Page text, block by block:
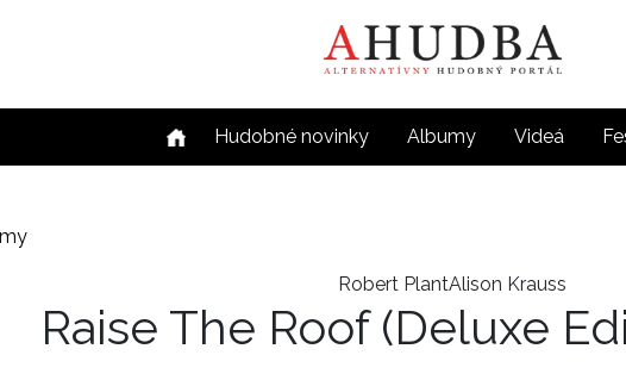
Hudobné novinky Albumy Videá
Robert PlantAlison Krauss
Raise The Roof (Deluxe